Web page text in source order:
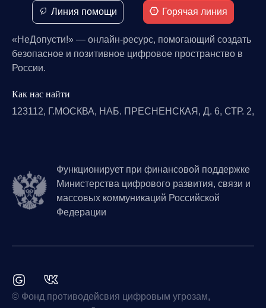
Линия помощи Горячая линия
«НеДопусти!» — онлайн-ресурс, помогающий создать
безопасное и позитивное цифровое пространство в
России.
Как нас найти
123112, Г.МОСКВА, НАБ. ПРЕСНЕНСКАЯ, Д. 6, СТР. 2,
Функционирует при финансовой поддержке
Министерства цифрового развития, связи и
массовых коммуникаций Российской
Федерации
© Фонд противодейсвия цифровым угрозам,